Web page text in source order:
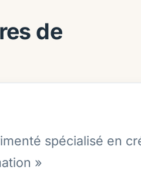
de
spécialisé en
»